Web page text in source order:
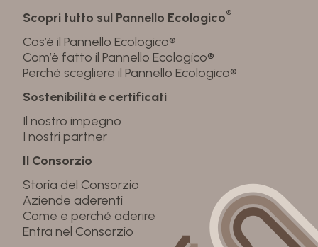
Scopri tutto sul Pannello Ecologico®
Cos’è il Pannello Ecologico®
Com’è fatto il Pannello Ecologico®
Perché scegliere il Pannello Ecologico®
Sostenibilità e certificati
Il nostro impegno
I nostri partner
Il Consorzio
Storia del Consorzio
Aziende aderenti
Come e perché aderire
Entra nel Consorzio